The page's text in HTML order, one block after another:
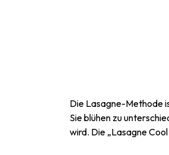
Die Lasagne-Methode
Sie blühen zu
wird. Die „Lasagne